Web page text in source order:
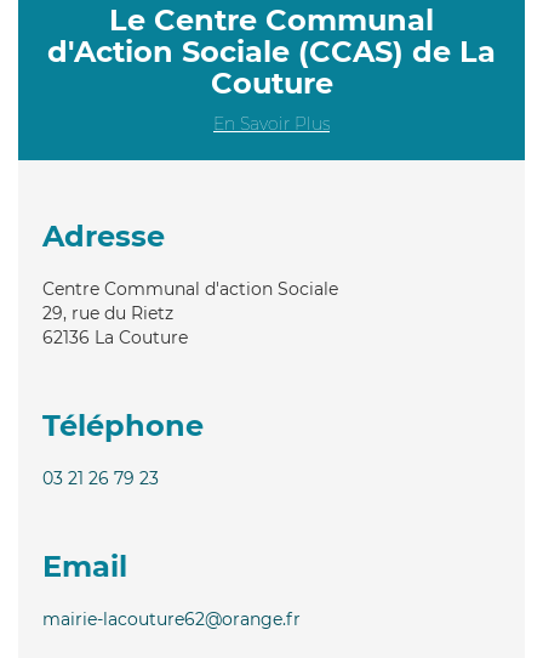
Le Centre Communal
d'Action Sociale (CCAS) de La
Couture
En Savoir Plus
Adresse
Centre Communal d'action Sociale
29, rue du Rietz
62136 La Couture
Téléphone
03 21 26 79 23
Email
mairie-lacouture62@orange.fr